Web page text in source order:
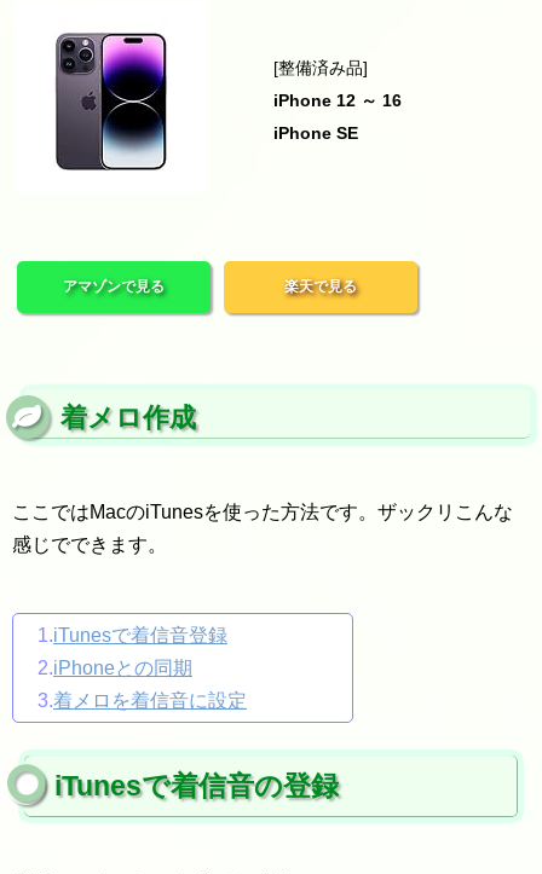
[整備済み品]
iPhone 12 ～ 16
iPhone SE
アマゾンで見る 楽天で見る
着メロ作成
ここではMacのiTunesを使った方法です。ザックリこんな
感じでできます。
1.iTunesで着信音登録
2.iPhoneとの同期
3.着メロを着信音に設定
iTunesで着信音の登録